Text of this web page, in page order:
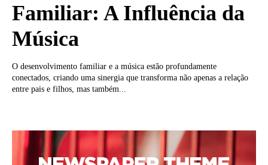
Familiar: A Influência da
Música
O desenvolvimento familiar e a música estão profundamente
conectados, criando uma sinergia que transforma não apenas a relação
entre pais e filhos, mas também...